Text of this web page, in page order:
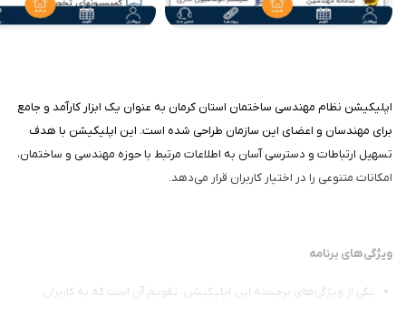
اپلیکیشن نظام مهندسی ساختمان استان کرمان به عنوان یک ابزار کارآمد و جامع
برای مهندسان و اعضای این سازمان طراحی شده است. این اپلیکیشن با هدف
تسهیل ارتباطات و دسترسی آسان به اطلاعات مرتبط با حوزه مهندسی و ساختمان،
امکانات متنوعی را در اختیار کاربران قرار می‌دهد.
ویژگی‌های برنامه
یکی از ویژگی‌های برجسته این اپلیکیشن، تقویم آن است که به کاربران